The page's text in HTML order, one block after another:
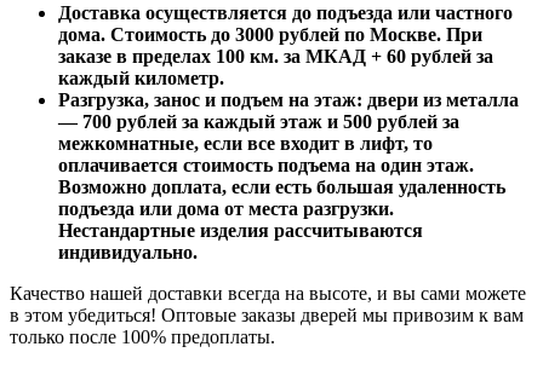
Доставка осуществляется до подъезда или частного
дома. Стоимость до 3000 рублей по Москве. При
заказе в пределах 100 км. за МКАД + 60 рублей за
каждый километр.
Разгрузка, занос и подъем на этаж: двери из металла
— 700 рублей за каждый этаж и 500 рублей за
межкомнатные, если все входит в лифт, то
оплачивается стоимость подъема на один этаж.
Возможно доплата, если есть большая удаленность
подъезда или дома от места разгрузки.
Нестандартные изделия рассчитываются
индивидуально.
Качество нашей доставки всегда на высоте, и вы сами можете
в этом убедиться! Оптовые заказы дверей мы привозим к вам
только после 100% предоплаты.